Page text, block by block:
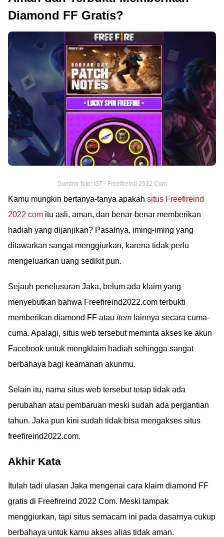
Diamond FF Gratis?
Sumber foto: IST - Freefireind 2022 Com
Kamu mungkin bertanya-tanya apakah situs Freefireind
2022 com itu asli, aman, dan benar-benar memberikan
hadiah yang dijanjikan? Pasalnya, iming-iming yang
ditawarkan sangat menggiurkan, karena tidak perlu
mengeluarkan uang sedikit pun.
Sejauh penelusuran Jaka, belum ada klaim yang
menyebutkan bahwa Freefireind2022.com terbukti
memberikan diamond FF atau item lainnya secara cuma-
cuma. Apalagi, situs web tersebut meminta akses ke akun
Facebook untuk mengklaim hadiah sehingga sangat
berbahaya bagi keamanan akunmu.
Selain itu, nama situs web tersebut tetap tidak ada
perubahan atau pembaruan meski sudah ada pergantian
tahun. Jaka pun kini sudah tidak bisa mengakses situs
freefireind2022.com.
Akhir Kata
Itulah tadi ulasan Jaka mengenai cara klaim diamond FF
gratis di Freefireind 2022 Com. Meski tampak
menggiurkan, tapi situs semacam ini pada dasarnya cukup
berbahaya untuk kamu akses alias tidak aman.